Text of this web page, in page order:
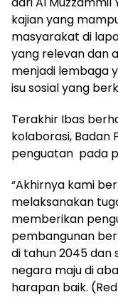
kajian yang
masyarakat di
yang relevan dan
menjadi lembaga
isu sosial yang
Terakhir Ibas
kolaborasi, Badan
penguatan pada
“Akhirnya kami
melaksanakan
memberikan
pembangunan
di tahun 2045 dan
negara maju di
harapan baik.